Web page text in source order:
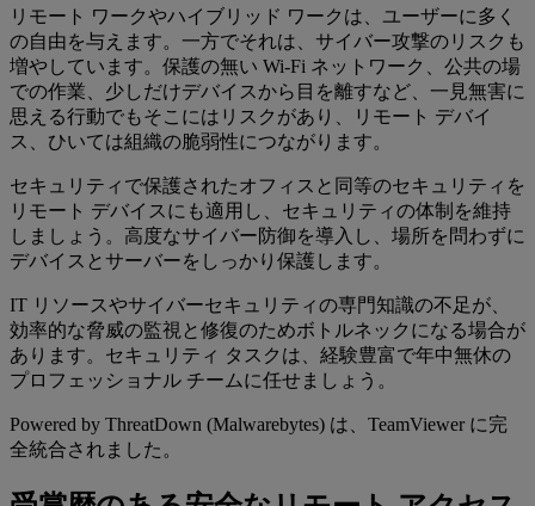
リモート ワークやハイブリッド ワークは、ユーザーに多く
の自由を与えます。一方でそれは、サイバー攻撃のリスクも
増やしています。保護の無い Wi-Fi ネットワーク、公共の場
での作業、少しだけデバイスから目を離すなど、一見無害に
思える行動でもそこにはリスクがあり、リモート デバイ
ス、ひいては組織の脆弱性につながります。
セキュリティで保護されたオフィスと同等のセキュリティを
リモート デバイスにも適用し、セキュリティの体制を維持
しましょう。高度なサイバー防御を導入し、場所を問わずに
デバイスとサーバーをしっかり保護します。
IT リソースやサイバーセキュリティの専門知識の不足が、
効率的な脅威の監視と修復のためボトルネックになる場合が
あります。セキュリティ タスクは、経験豊富で年中無休の
プロフェッショナル チームに任せましょう。
Powered by ThreatDown (Malwarebytes) は、TeamViewer に完
全統合されました。